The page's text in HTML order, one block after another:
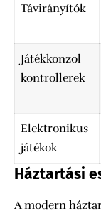
Távirányítók
Játékkonzol
kontrollerek
Elektronikus
játékok
Háztartási
A modern